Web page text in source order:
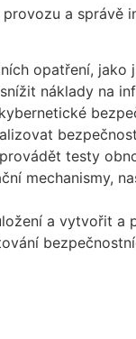
a
opatření,
náklady na
testy
mechanismy,
a vytvořit a